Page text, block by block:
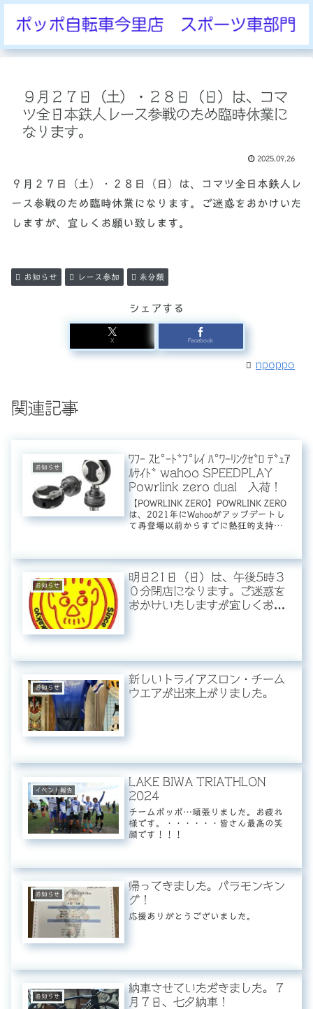
９月２７日（土）・２８日（日）は、コマ
ツ全日本鉄人レース参戦のため臨時休業に
なります。
2025.09.26
９月２７日（土）・２８日（日）は、コマツ全日本鉄人レ
ース参戦のため臨時休業になります。ご迷惑をおかけいた
しますが、宜しくお願い致します。
お知らせ レース参加 未分類
シェアする
X Facebook
npoppo
関連記事
お知らせ
ﾜﾌｰ ｽﾋﾟｰﾄﾞﾌﾟﾚｲ ﾊﾟﾜｰﾘﾝｸｾﾞﾛ ﾃﾞｭｱ
ﾙｻｲﾄﾞ wahoo SPEEDPLAY
Powrlink zero dual 入荷！
【POWRLINK ZERO】POWRLINK ZERO
は、2021年にWahooがアップデートし
て再登場以前からすでに熱狂的支持を
SPEEDPLAYの他のシリーズと同...
お知らせ
明日21日（日）は、午後5時３
０分閉店になります。ご迷惑を
おかけいたしますが宜しくお願
お知らせ
新しいトライアスロン・チーム
ウエアが出来上がりました。
イベント報告
LAKE BIWA TRIATHLON
2024
チームポッポ…頑張りました。お疲れ
様です。・・・・・・皆さん最高の笑
顔です！！！
お知らせ
帰ってきました。バラモンキン
グ！
応援ありがとうございました。
お知らせ
納車させていただきました。７
月７日、七夕納車！